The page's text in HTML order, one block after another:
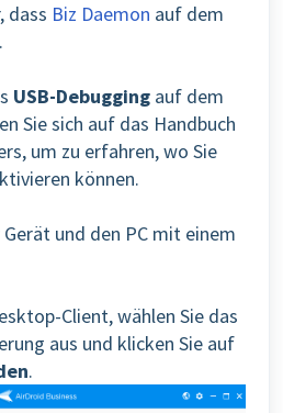
dass Biz Daemon auf dem
USB-Debugging auf dem
Sie sich auf das Handbuch
um zu erfahren, wo Sie
können.
Gerät und den PC mit einem
Client, wählen Sie das
aus und klicken Sie auf
.